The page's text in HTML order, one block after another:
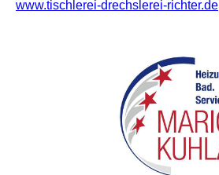
www.tischlerei-drechslerei-richter.de